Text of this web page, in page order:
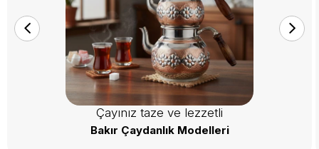
Çayınız taze ve lezzetli
Bakır Çaydanlık Modelleri